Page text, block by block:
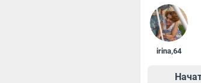
irina,64